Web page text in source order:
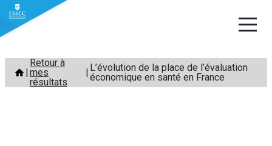
Aller
contenu
Retour à
mes
résultats
L’évolution de la place de l’évaluation
économique en santé en France